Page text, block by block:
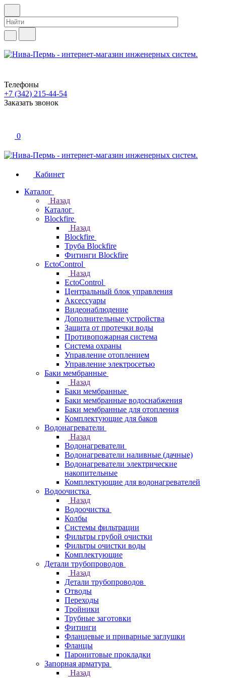
Телефоны
+7 (342) 215-44-54
Заказать звонок
0
Кабинет
Каталог
Назад
Каталог
Blockfire
Назад
Blockfire
Труба Blockfire
Фитинги Blockfire
EctoControl
Назад
EctoControl
Центральный блок управления
Аксессуары
Видеонаблюдение
Дополнительные устройства
Защита от протечки воды
Противопожарная система
Система охраны
Управление отоплением
Управление электросетью
Баки мембранные
Назад
Баки мембранные
Баки мембранные водоснабжения
Баки мембранные для отопления
Комплектующие для баков
Водонагреватели
Назад
Водонагреватели
Водонагреватели наливные (дачные)
Водонагреватели электрические
накопительные
Комплектующие для водонагревателей
Водоочистка
Назад
Водоочистка
Колбы
Системы фильтрации
Фильтры грубой очистки
Фильтры очистки воды
Комплектующие
Детали трубопроводов
Назад
Детали трубопроводов
Отводы
Переходы
Тройники
Трубные заготовки
Фитинги
Фланцевые и приварные заглушки
Фланцы
Паронитовые прокладки
Запорная арматура
Назад